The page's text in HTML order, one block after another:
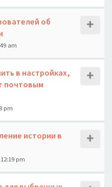
об
am
в настройках,
почтовым
pm
истории в
pm